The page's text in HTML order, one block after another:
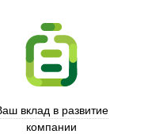
вклад в развитие
компании